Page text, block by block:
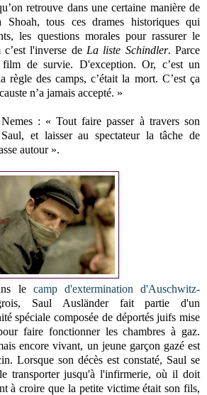
retrouve dans une certaine manière de
tous ces drames historiques qui
les questions morales pour rassurer le
l'inverse de La liste Schindler. Parce
de survie. D'exception. Or, c’est un
règle des camps, c’était la mort. C’est ça
n’a jamais accepté. »
: « Tout faire passer à travers son
et laisser au spectateur la tâche de
autour ».
le camp d'extermination d'Auschwitz-
Saul Ausländer fait partie d'un
spéciale composée de déportés juifs mise
faire fonctionner les chambres à gaz.
encore vivant, un jeune garçon gazé est
Lorsque son décès est constaté, Saul se
transporter jusqu'à l'infirmerie, où il doit
à croire que la petite victime était son fils,